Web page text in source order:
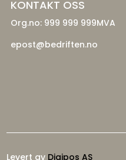
KONTAKT OSS
Org.no: 999 999 999MVA
epost@bedriften.no
Levert av Digipos AS